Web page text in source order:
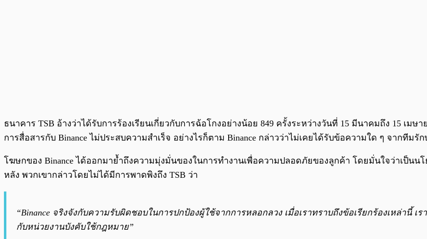
ธนาคาร TSB อ้างว่าได้รับการร้องเรียนเกี่ยวกับการฉ้อโกงอย่างน้อย 849 ครั้งระหว่างวันที่ 15 มีนาคมถึง 15 เม
การสื่อสารกับ Binance ไม่ประสบความสำเร็จ อย่างไรก็ตาม Binance กล่าวว่าไม่เคยได้รับข้อความใด ๆ จากทีม
โฆษกของ Binance ได้ออกมาย้ำถึงความมุ่งมั่นของในการทำงานเพื่อความปลอดภัยของลูกค้า โดยมั่นใจว่าเป็
หลัง พวกเขากล่าวโดยไม่ได้มีการพาดพิงถึง TSB ว่า
“Binance จริงจังกับความรับผิดชอบในการปกป้องผู้ใช้จากการหลอกลวง เมื่อเราทราบถึงข้อเรียกร้องเหล่านี้
กับหน่วยงานบังคับใช้กฎหมาย”